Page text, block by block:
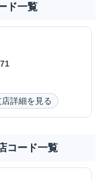
ド一覧
詳細を見る
コード一覧